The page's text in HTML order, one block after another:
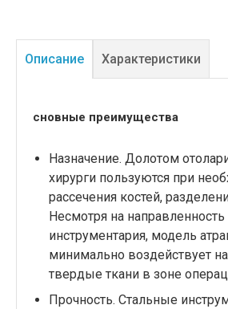
Описание Характеристики
сновные преимущества
Назначение. Долотом
хирурги пользуются при
рассечения костей,
Несмотря на направленность
инструментария, модель
минимально воздействует
твердые ткани в зоне
Прочность. Стальные